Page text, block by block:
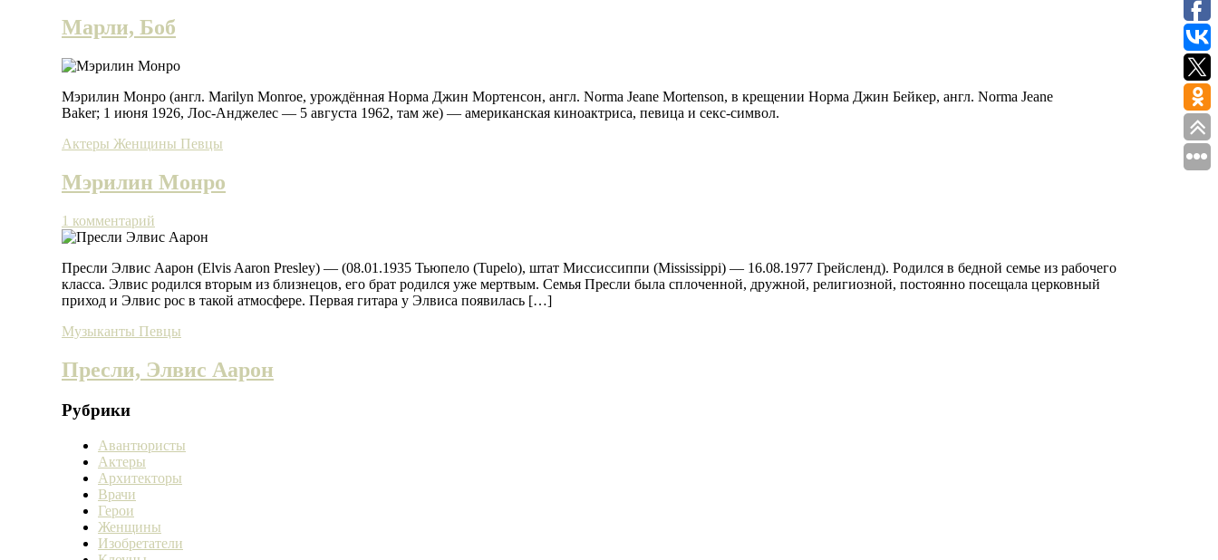
Марли, Боб
Мэрилин Монро (англ. Marilyn Monroe, урождённая Норма Джин Мортенсон, англ. Norma Jeane Mortensоn, в крещении Норма Джин Бейкер, англ. Norma Jeane
Baker; 1 июня 1926, Лос-Анджелес — 5 августа 1962, там же) — американская киноактриса, певица и секс-символ.
Актеры Женщины Певцы
Мэрилин Монро
1 комментарий
Пресли Элвис Аарон (Elvis Aaron Presley) — (08.01.1935 Тьюпело (Tupelo), штат Миссиссиппи (Mississippi) — 16.08.1977 Грейсленд). Родился в бедной семье из рабочего
класса. Элвис родился вторым из близнецов, его брат родился уже мертвым. Семья Пресли была сплоченной, дружной, религиозной, постоянно посещала церковный
приход и Элвис рос в такой атмосфере. Первая гитара у Элвиса появилась […]
Музыканты Певцы
Пресли, Элвис Аарон
Рубрики
Авантюристы
Актеры
Архитекторы
Врачи
Герои
Женщины
Изобретатели